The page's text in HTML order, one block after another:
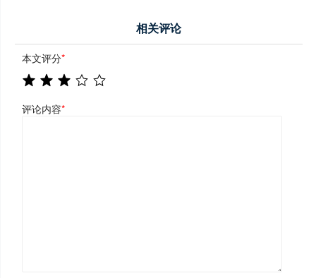
相关评论
本文评分*
评论内容*